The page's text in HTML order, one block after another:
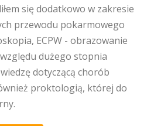
się dodatkowo w zakresie
przewodu pokarmowego
ECPW - obrazowanie
dużego stopnia
dotyczącą chorób
proktologią, której do